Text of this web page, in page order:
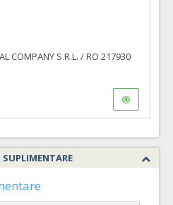
COMPANY S.R.L. / RO 217930